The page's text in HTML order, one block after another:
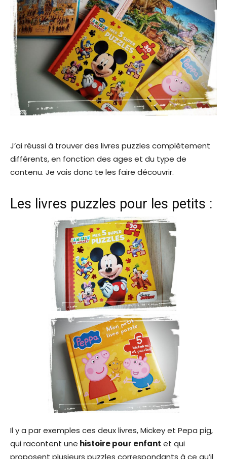
J’ai réussi à trouver des livres puzzles complètement
différents, en fonction des ages et du type de
contenu. Je vais donc te les faire découvrir.
Les livres puzzles pour les petits :
Il y a par exemples ces deux livres, Mickey et Pepa pig,
qui racontent une histoire pour enfant et qui
proposent plusieurs puzzles correspondants à ce qu’il